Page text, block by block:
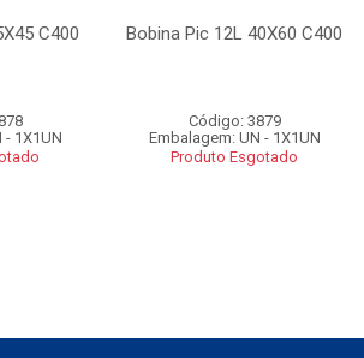
C400
- 1X1UN
Bobina Pic 12L 40X60 C400
Código: 3879
Embalagem: UN - 1X1UN
Produto Esgotado